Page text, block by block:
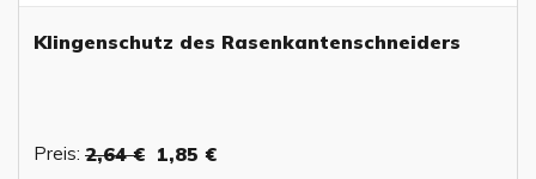
Klingenschutz des Rasenkantenschneiders
Preis: 2,64 € 1,85 €